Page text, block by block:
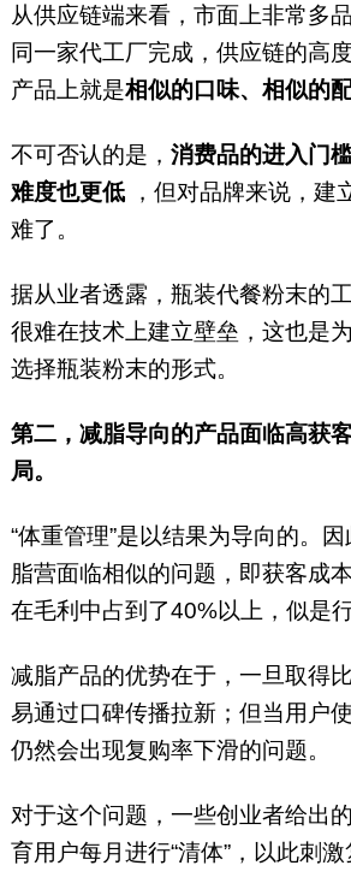
从供应链端来看，市面上非常多
同一家代工厂完成，供应链的高
产品上就是相似的口味、相似的
不可否认的是， 消费品的进入门
难度也更低
，但对品牌来说，建
难了。
据从业者透露，瓶装代餐粉末的
很难在技术上建立壁垒，这也是
选择瓶装粉末的形式。
第二，减脂导向的产品面临高获
局。
“体重管理”是以结果为导向的。
脂营面临相似的问题，即获客成
在毛利中占到了40%以上，似是行
减脂产品的优势在于，一旦取得
易通过口碑传播拉新；但当用户
仍然会出现复购率下滑的问题。
对于这个问题，一些创业者给出
育用户每月进行“清体”，以此刺激